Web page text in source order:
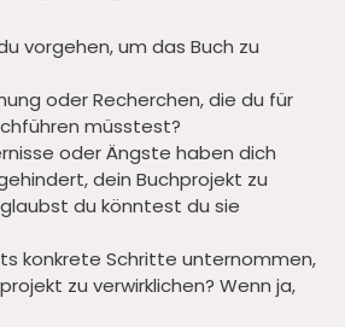
vorgehen, um das Buch zu
oder Recherchen, die du für
müsstest?
oder Ängste haben dich
dein Buchprojekt zu
du könntest du sie
konkrete Schritte unternommen,
zu verwirklichen? Wenn ja,